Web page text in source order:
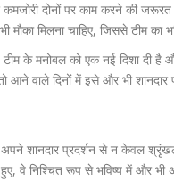
दोनों पर काम करने की
मौका मिलना चाहिए, जिससे टीम
के मनोबल को एक नई दिशा दी है
वाले दिनों में इसे और भी शानदार
अपने शानदार प्रदर्शन से न केवल
वे निश्चित रूप से भविष्य में और भी